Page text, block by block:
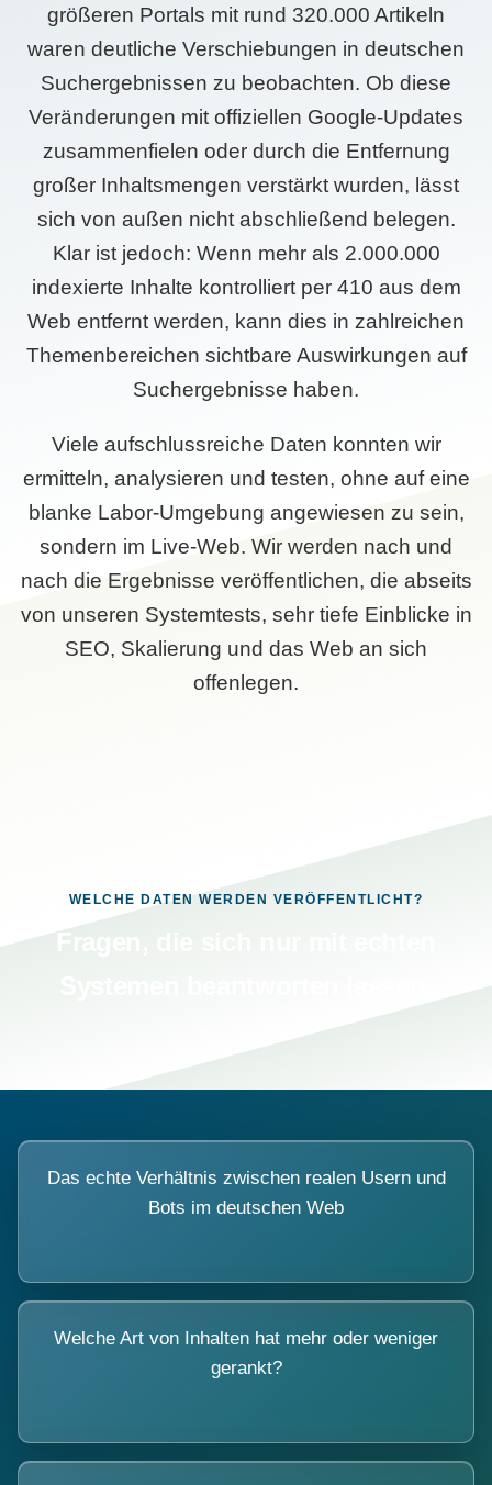
größeren Portals mit rund 320.000 Artikeln
waren deutliche Verschiebungen in deutschen
Suchergebnissen zu beobachten. Ob diese
Veränderungen mit offiziellen Google-Updates
zusammenfielen oder durch die Entfernung
großer Inhaltsmengen verstärkt wurden, lässt
sich von außen nicht abschließend belegen.
Klar ist jedoch: Wenn mehr als 2.000.000
indexierte Inhalte kontrolliert per 410 aus dem
Web entfernt werden, kann dies in zahlreichen
Themenbereichen sichtbare Auswirkungen auf
Suchergebnisse haben.
Viele aufschlussreiche Daten konnten wir
ermitteln, analysieren und testen, ohne auf eine
blanke Labor-Umgebung angewiesen zu sein,
sondern im Live-Web. Wir werden nach und
nach die Ergebnisse veröffentlichen, die abseits
von unseren Systemtests, sehr tiefe Einblicke in
SEO, Skalierung und das Web an sich
offenlegen.
WELCHE DATEN WERDEN VERÖFFENTLICHT?
Das echte Verhältnis zwischen realen Usern und
Bots im deutschen Web
Welche Art von Inhalten hat mehr oder weniger
gerankt?